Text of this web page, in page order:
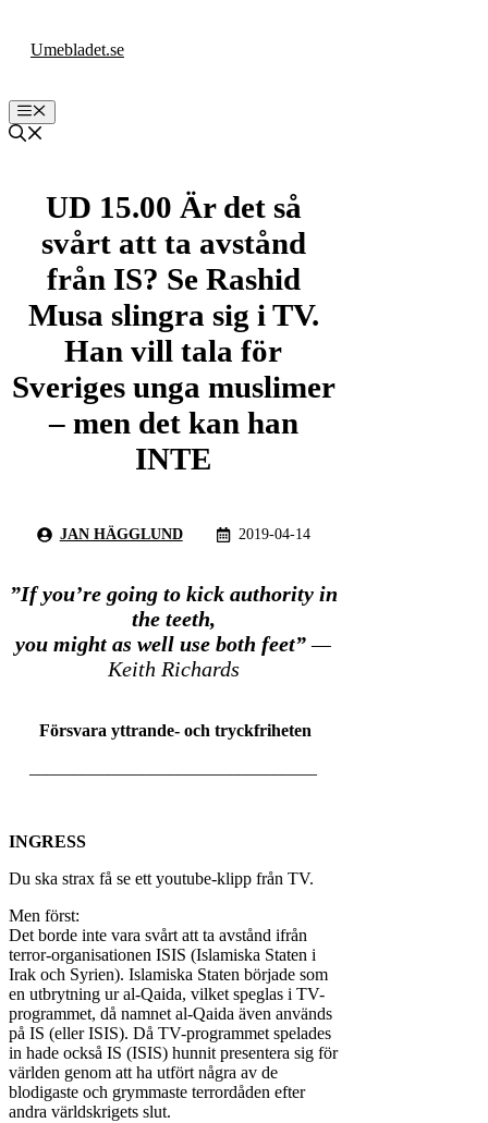
Umebladet.se
Meny
UD 15.00 Är det så
svårt att ta avstånd
från IS? Se Rashid
Musa slingra sig i TV.
Han vill tala för
Sveriges unga muslimer
– men det kan han
INTE
JAN HÄGGLUND 2019-04-14
”If you’re going to kick authority in
the teeth,
you might as well use both feet”—
Keith Richards
Försvara yttrande- och tryckfriheten
INGRESS
Du ska strax få se ett youtube-klipp från TV.
Men först:
Det borde inte vara svårt att ta avstånd ifrån
terror-organisationen ISIS (Islamiska Staten i
Irak och Syrien). Islamiska Staten började som
en utbrytning ur al-Qaida, vilket speglas i TV-
programmet, då namnet al-Qaida även används
på IS (eller ISIS). Då TV-programmet spelades
in hade också IS (ISIS) hunnit presentera sig för
världen genom att ha utfört några av de
blodigaste och grymmaste terrordåden efter
andra världskrigets slut.